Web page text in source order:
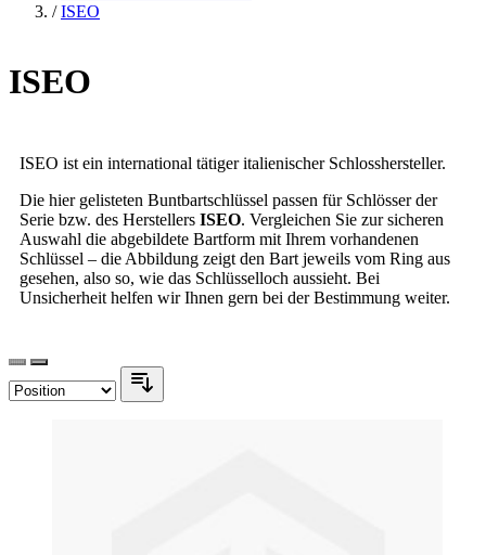
/ ISEO
ISEO
ISEO ist ein international tätiger italienischer Schlosshersteller.
Die hier gelisteten Buntbartschlüssel passen für Schlösser der
Serie bzw. des Herstellers ISEO. Vergleichen Sie zur sicheren
Auswahl die abgebildete Bartform mit Ihrem vorhandenen
Schlüssel – die Abbildung zeigt den Bart jeweils vom Ring aus
gesehen, also so, wie das Schlüsselloch aussieht. Bei
Unsicherheit helfen wir Ihnen gern bei der Bestimmung weiter.